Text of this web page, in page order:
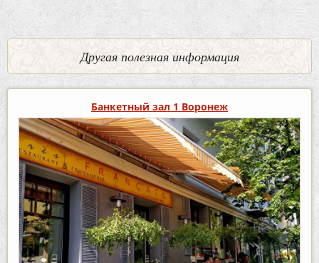
Другая полезная информация
Банкетный зал 1 Воронеж